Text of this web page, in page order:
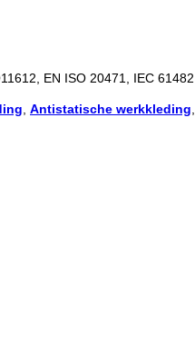
EN ISO 20471, IEC 61482
, Antistatische werkkleding,